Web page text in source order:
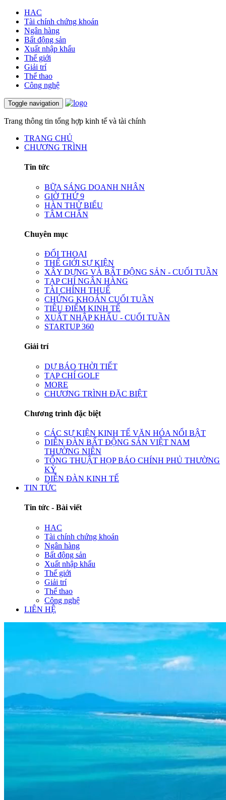
HAC
Tài chính chứng khoán
Ngân hàng
Bất động sản
Xuất nhập khẩu
Thế giới
Giải trí
Thể thao
Công nghệ
Toggle navigation
Trang thông tin tổng hợp kinh tế và tài chính
TRANG CHỦ
CHƯƠNG TRÌNH
Tin tức
BỮA SÁNG DOANH NHÂN
GIỜ THỨ 9
HÀN THỬ BIỂU
TÂM CHẤN
Chuyên mục
ĐỐI THOẠI
THẾ GIỚI SỰ KIỆN
XÂY DỰNG VÀ BẤT ĐỘNG SẢN - CUỐI TUẦN
TẠP CHÍ NGÂN HÀNG
TÀI CHÍNH THUẾ
CHỨNG KHOÁN CUỐI TUẦN
TIÊU ĐIỂM KINH TẾ
XUẤT NHẬP KHẨU - CUỐI TUẦN
STARTUP 360
Giải trí
DỰ BÁO THỜI TIẾT
TẠP CHÍ GOLF
MORE
CHƯƠNG TRÌNH ĐẶC BIỆT
Chương trình đặc biệt
CÁC SỰ KIỆN KINH TẾ VĂN HÓA NỔI BẬT
DIỄN ĐÀN BẤT ĐỘNG SẢN VIỆT NAM
THƯỜNG NIÊN
TỔNG THUẬT HỌP BÁO CHÍNH PHỦ THƯỜNG
KỲ
DIỄN ĐÀN KINH TẾ
TIN TỨC
Tin tức - Bài viết
HAC
Tài chính chứng khoán
Ngân hàng
Bất động sản
Xuất nhập khẩu
Thế giới
Giải trí
Thể thao
Công nghệ
LIÊN HỆ